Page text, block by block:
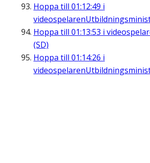
Hoppa till 01:12:49 i
videospelaren
Hoppa till 01:13:53 i
(SD)
Hoppa till 01:14:26 i
videospelaren